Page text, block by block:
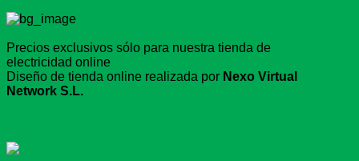
Precios exclusivos sólo para nuestra tienda de
electricidad online
Diseño de tienda online realizada por Nexo Virtual
Network S.L.